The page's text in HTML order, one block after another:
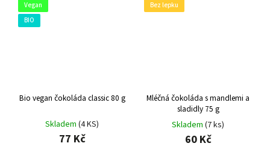
Vegan
BIO
Bio vegan čokoláda classic 80 g
Skladem (4 KS)
77 Kč
Bez lepku
Mléčná čokoláda s mandlemi a
sladidly 75 g
Skladem (7 ks)
60 Kč